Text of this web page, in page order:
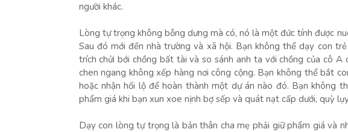
người khác.
Lòng tự trọng không bỗng dưng mà có, nó là một đức tính được
Sau đó mới đến nhà trường và xã hội. Bạn không thể dạy con
trích chửi bới chồng bất tài và so sánh anh ta với chồng của cô
chen ngang không xếp hàng nơi công cộng. Bạn không thể bắt
hoặc nhận hối lộ để hoàn thành một dự án nào đó. Bạn không
phẩm giá khi bạn xun xoe nịnh bợ sếp và quát nạt cấp dưới, quỳ
Dạy con lòng tự trọng là bản thân cha mẹ phải giữ phẩm giá và